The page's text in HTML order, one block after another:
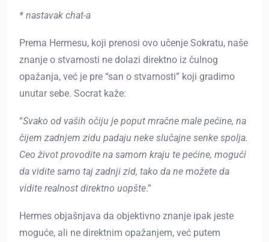
* nastavak chat-a
Prema Hermesu, koji prenosi ovo učenje Sokratu, naše
znanje o stvarnosti ne dolazi direktno iz čulnog
opažanja, već je pre “san o stvarnosti” koji gradimo
unutar sebe. Socrat kaže:
“Svako od vaših očiju je poput mračne male pećine, na
čijem zadnjem zidu padaju neke slučajne senke spolja.
Ceo život provodite na samom kraju te pećine, mogući
da vidite samo taj zadnji zid, tako da ne možete da
vidite realnost direktno uopšte.”
Hermes objašnjava da objektivno znanje ipak jeste
moguće, ali ne direktnim opažanjem, već putem